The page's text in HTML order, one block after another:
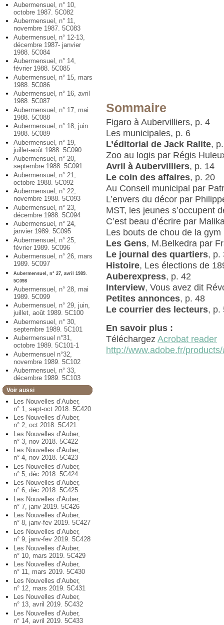
Aubermensuel, n° 10,
octobre 1987. 5C082
Aubermensuel, n° 11,
novembre 1987. 5C083
Aubermensuel, n° 12-13,
décembre 1987- janvier
1988. 5C084
Aubermensuel, n° 14,
février 1988. 5C085
Aubermensuel, n° 15, mars
1988. 5C086
Aubermensuel, n° 16, avril
1988. 5C087
Aubermensuel, n° 17, mai
1988. 5C088
Aubermensuel, n° 18, juin
1988. 5C089
Aubermensuel, n° 19,
juillet-août 1988. 5C090
Aubermensuel, n° 20,
septembre 1988. 5C091
Aubermensuel, n° 21,
octobre 1988. 5C092
Aubermensuel, n° 22,
novembre 1988. 5C093
Aubermensuel, n° 23,
décembre 1988. 5C094
Aubermensuel, n° 24,
janvier 1989. 5C095
Aubermensuel, n° 25,
février 1989. 5C096
Aubermensuel, n° 26, mars
1989. 5C097
Aubermensuel, n° 27, avril 1989.
5C098
Aubermensuel, n° 28, mai
1989. 5C099
Aubermensuel, n° 29, juin,
juillet, août 1989. 5C100
Aubermensuel, n° 30,
septembre 1989. 5C101
Aubermensuel n°31,
octobre 1989. 5C101-1
Aubermensuel n°32,
novembre 1989. 5C102
Aubermensuel, n° 33,
décembre 1989. 5C103
Voir aussi
Les Nouvelles d’Auber,
n° 1, sept-oct 2018. 5C420
Les Nouvelles d’Auber,
n° 2, oct 2018. 5C421
Les Nouvelles d’Auber,
n° 3, nov 2018. 5C422
Les Nouvelles d’Auber,
n° 4, nov 2018. 5C423
Les Nouvelles d’Auber,
n° 5, déc 2018. 5C424
Les Nouvelles d’Auber,
n° 6, déc 2018. 5C425
Les Nouvelles d’Auber,
n° 7, janv 2019. 5C426
Les Nouvelles d’Auber,
n° 8, janv-fev 2019. 5C427
Les Nouvelles d’Auber,
n° 9, janv-fev 2019. 5C428
Les Nouvelles d’Auber,
n° 10, mars 2019. 5C429
Les Nouvelles d’Auber,
n° 11, mars 2019. 5C430
Les Nouvelles d’Auber,
n° 12, mars 2019. 5C431
Les Nouvelles d’Auber,
n° 13, avril 2019. 5C432
Les Nouvelles d’Auber,
n° 14, avril 2019. 5C433
Sommaire
Figaro à Aubervilliers, p. 4
Les municipales, p. 6
L’éditorial de Jack Ralite,
Zoo au logis par Régis
Avril à Aubervilliers, p. 14
Le coin des affaires, p. 20
Au Conseil municipal par
L’envers du décor par
MST, les jeunes s’occupent
C’est beau d’écrire par
Les bouts de chou de la
Les Gens, M.Belkedra par
Le journal des quartiers, p.
Histoire, Les élections de
Auberexpress, p. 42
Interview, Vous avez dit
Petites annonces, p. 48
Le courrier des lecteurs, p.
En savoir plus :
TéléchargezAcrobat reader
http://www.adobe.fr/